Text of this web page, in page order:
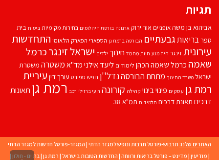
תגיות
אביהוא בן משהאופניים אור ירוק ארנונה בורסת היהלומים בחירות מקומיות ביטוח בית
ספרבריאותגבעתיים הבורסה ברמת גן הספארי הפארק הלאומי התחדשות
עירוניתזינגר חיה מנע חיות מחמד חינוך ילדים ישראל זינגרכרמל
שאמה כרמל שאמה הכהן לימודים ליעד אילנימד''אמשטרה משטרת
ישראל משרד החינוך מתחם הבורסהנדל''ן נופש ספורט עורך דין עיריית
רמת גן עסקים פינוי בינוי קהילה קורונה רועי ברזילי רכב רמת גן תאונות
דרכים תאונת דרכים תלמידים תמ"א 38
האתרים שלנו: תרבוש-פורטל תרבות ונופש למגזר הדתי | המגזר-פורטל חדשות למגזר הדתי
| מודיעין | מדינט – פורטל בריאות ורווחה | החדשות הטובות בישראל | רמת גן |בת ים - חולון |